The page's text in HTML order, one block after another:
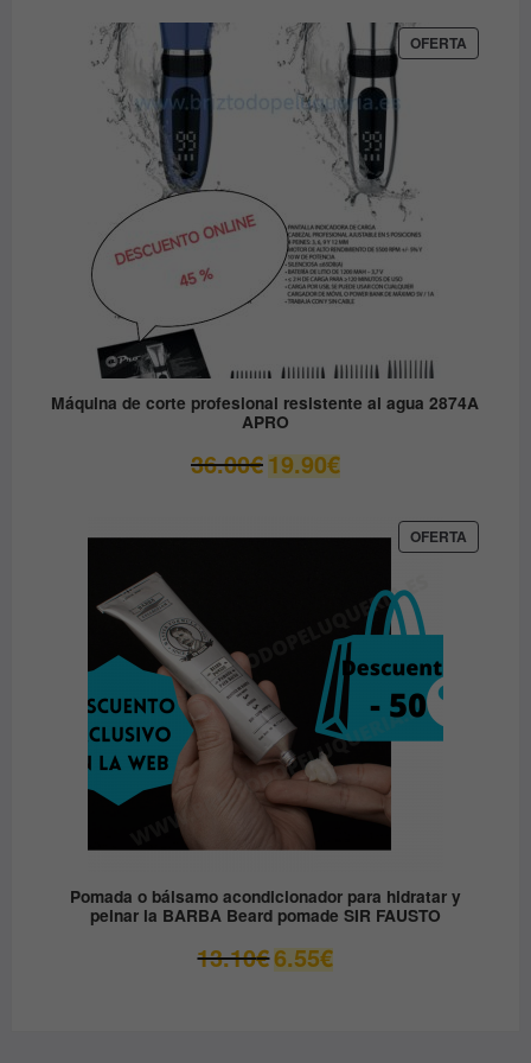
era:
79.90€.
es:
49.00€.
OFERTA
EN
Máquina de corte profesional resistente al agua 2874A
APRO
36.00€ El
precio
era:
19.90€El
precio
es:
OFERTA
EN
Pomada o bálsamo acondicionador para hidratar y
peinar la BARBA Beard pomade SIR FAUSTO
13.10€El
precio
6.55€El
precio